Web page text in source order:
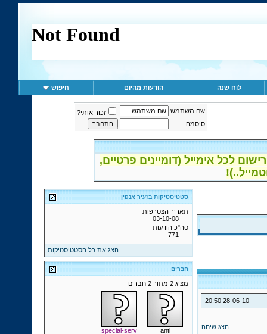
לוח שנה הודעות מהיום חיפוש
שם משתמש
זכור אותי?
סיסמה
לכל אימייל (דומיינים פרטיים,
28-06-10
20:50
הצג שיחה
סטטיסטיקות בזעיר אנפין
תאריך הצטרפות
03-10-08
סה"כ הודעות
771
הצג את כל הסטטיסטיקות
חברים
מציג 2 מתוך 2 חברים
anti
special-serv